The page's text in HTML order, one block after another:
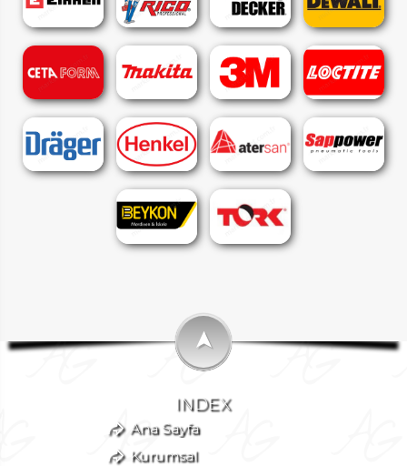
➤
INDEX
Ana Sayfa
Kurumsal